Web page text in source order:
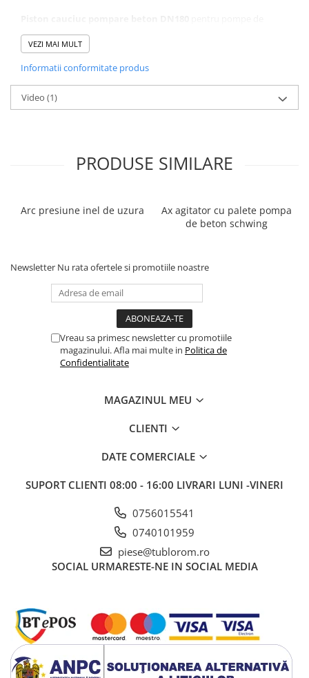
beton stationare
Diametru: 180mm
Piston cauciuc pompare beton DN200pentru autopompe de
beton
Diametru: 200mm
beton M-Rock Assembly (9”) (10")
Piston cauciuc pompare beton DN250pentru autopompe de
Compatibilitate: BPL 1200, S42, S45, S47, S52
VEZI MAI MULT
Informatii conformitate produs
Video (1)
PRODUSE SIMILARE
Arc presiune inel de uzura
Ax agitator cu palete pompa
de beton schwing
Newsletter Nu rata ofertele si promotiile noastre
Vreau sa primesc newsletter cu promotiile
magazinului. Afla mai multe in Politica de
Confidentialitate
MAGAZINUL MEU
CLIENTI
DATE COMERCIALE
SUPORT CLIENTI 08:00 - 16:00 LIVRARI LUNI -VINERI
0756015541
0740101959
piese@tublorom.ro
SOCIAL URMARESTE-NE IN SOCIAL MEDIA